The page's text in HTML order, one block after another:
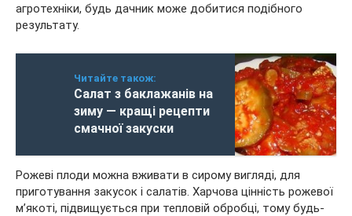
агротехніки, будь дачник може добитися подібного
результату.
Читайте також:
Салат з баклажанів на
зиму — кращі рецепти
смачної закуски
Рожеві плоди можна вживати в сирому вигляді, для
приготування закусок і салатів. Харчова цінність рожевої
м’якоті, підвищується при тепловій обробці, тому будь-